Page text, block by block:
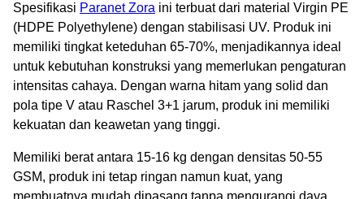
Spesifikasi Paranet Zora ini terbuat dari material Virgin PE
(HDPE Polyethylene) dengan stabilisasi UV. Produk ini
memiliki tingkat keteduhan 65-70%, menjadikannya ideal
untuk kebutuhan konstruksi yang memerlukan pengaturan
intensitas cahaya. Dengan warna hitam yang solid dan
pola tipe V atau Raschel 3+1 jarum, produk ini memiliki
kekuatan dan keawetan yang tinggi.
Memiliki berat antara 15-16 kg dengan densitas 50-55
GSM, produk ini tetap ringan namun kuat, yang
membuatnya mudah dipasang tanpa mengurangi daya